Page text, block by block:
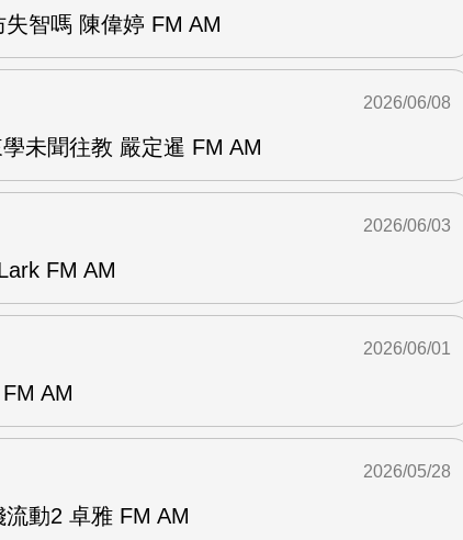
智嗎 陳偉婷 FM AM
未聞往教 嚴定暹 FM AM
2026/06/08
FM AM
2026/06/03
AM
2026/06/01
動2 卓雅 FM AM
2026/05/28